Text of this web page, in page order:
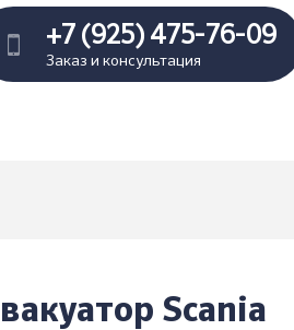
+7 (925) 475-76-09
Заказ и консультация
Scania